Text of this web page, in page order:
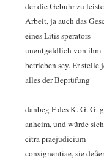
der die Gebuhr zu
Arbeit, ja auch das
eines Litis sperators
unentgeldlich von ihm
betrieben sey. Er stelle
alles der Beprüfung
danbeg F des K. G. G.
anheim, und würde
citra praejudicium
consignentiae, sie